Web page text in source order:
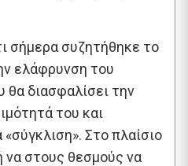
σήμερα συζητήθηκε το
ελάφρυνση του
θα διασφαλίσει την
του και
Στο πλαίσιο
να στους θεσμούς να